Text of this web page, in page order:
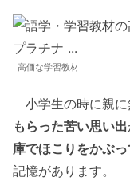
高価な学習教材
小学生の時に親に
もらった苦い思い出
庫でほこりをかぶっ
記憶があります。